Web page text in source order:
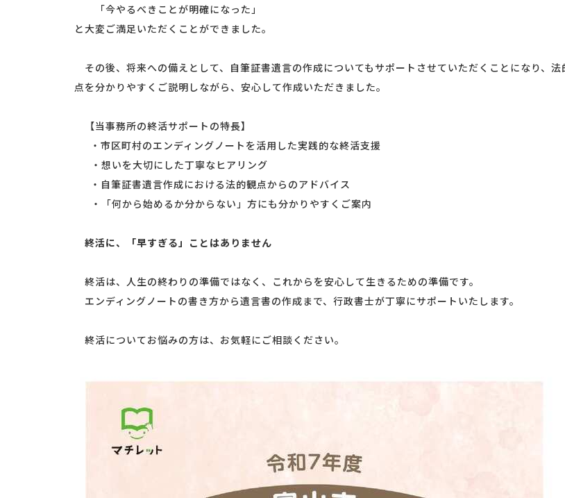
「今やるべきことが明確になった」
と大変ご満足いただくことができました。
その後、将来への備えとして、自筆証書遺言の作成についてもサポートさせていただくことになり、
点を分かりやすくご説明しながら、安心して作成いただきました。
【当事務所の終活サポートの特長】
・市区町村のエンディングノートを活用した実践的な終活支援
・想いを大切にした丁寧なヒアリング
・自筆証書遺言作成における法的観点からのアドバイス
・「何から始めるか分からない」方にも分かりやすくご案内
終活に、「早すぎる」ことはありません
終活は、人生の終わりの準備ではなく、これからを安心して生きるための準備です。
エンディングノートの書き方から遺言書の作成まで、行政書士が丁寧にサポートいたします。
終活についてお悩みの方は、お気軽にご相談ください。